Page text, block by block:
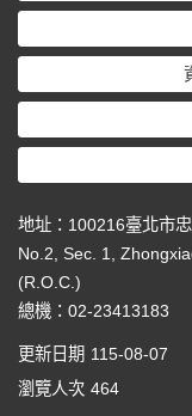
地址：100216臺北市
No.2, Sec. 1,
(R.O.C.)
總機：02-23413183
更新日期 115-08-07
瀏覽人次 464